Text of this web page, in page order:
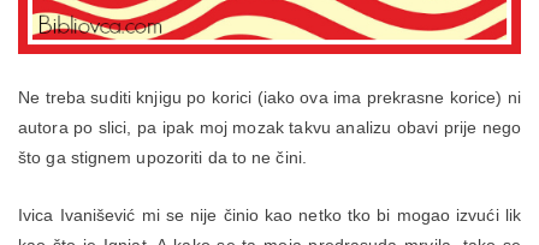
Ne treba suditi knjigu po korici (iako ova ima prekrasne korice) ni
autora po slici, pa ipak moj mozak takvu analizu obavi prije nego
što ga stignem upozoriti da to ne čini.
Ivica Ivanišević mi se nije činio kao netko tko bi mogao izvući lik